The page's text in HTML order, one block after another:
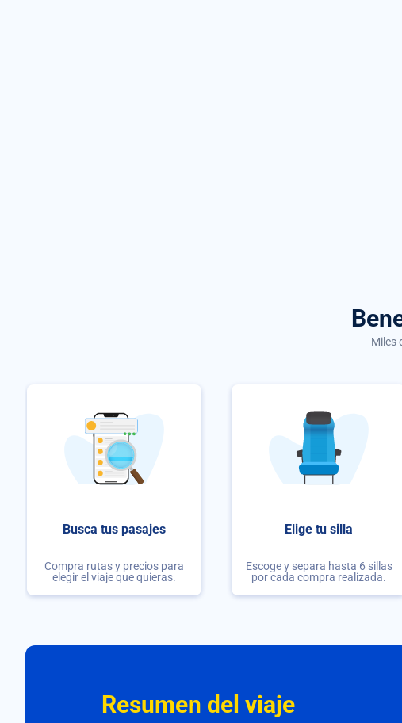
Miles
Busca tus pasajes
Compra rutas y precios para
elegir el viaje que quieras.
Elige tu silla
Escoge y separa hasta 6 sillas
por cada compra realizada.
Resumen del viaje